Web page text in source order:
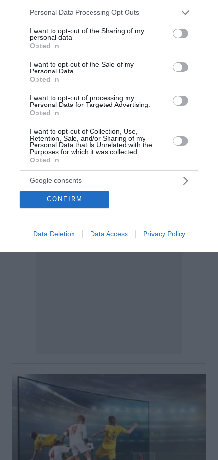
Please note that this website/app uses one or more Google
not limited to your visit or usage behaviour. You may click to
grant or deny consent to Google and its third-party tags to
use your data for below specified purposes in below Google
consent section.
Personal Data Processing Opt Outs
I want to opt-out of the Sharing of my
personal data.
Opted In
I want to opt-out of the Sale of my
Personal Data.
Opted In
I want to opt-out of processing my
Personal Data for Targeted Advertising.
Opted In
I want to opt-out of Collection, Use,
Retention, Sale, and/or Sharing of my
Personal Data that Is Unrelated with the
Purposes for which it was collected.
Opted In
Google consents
CONFIRM
Data Deletion Data Access Privacy Policy
13:00: Novasports 3HD | Σερέζο Οσάκα – Ντόρτμουντ
07:45 | 29 Ιουλίου 2026